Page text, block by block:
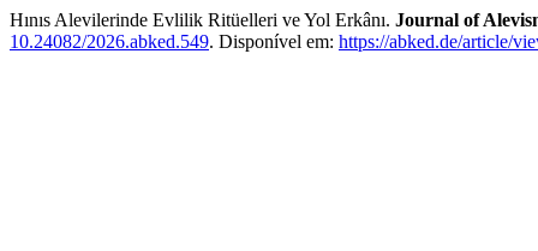
Hınıs Alevilerinde Evlilik Ritüelleri ve Yol Erkânı. Journal of
10.24082/2026.abked.549. Disponível em: https://abked.de/article/